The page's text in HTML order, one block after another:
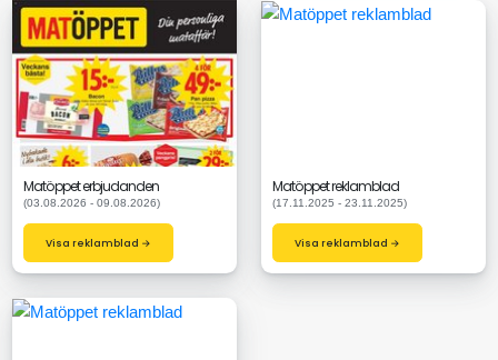
Matöppet erbjudanden
(03.08.2026 - 09.08.2026)
Visa reklamblad →
Matöppet reklamblad
(17.11.2025 - 23.11.2025)
Visa reklamblad →